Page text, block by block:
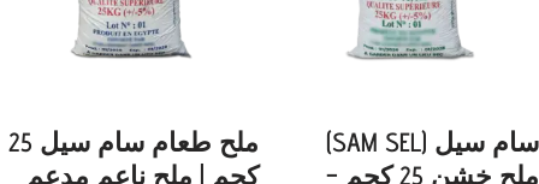
سام سيل (SAM SEL)
ملح خشن 25 كجم –
ملح طعام سام سيل 25
كجم | ملح ناعم مدعم